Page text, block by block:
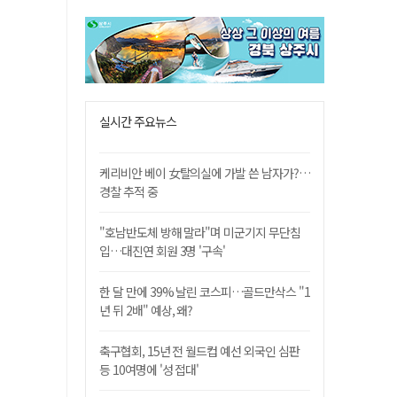
실시간 주요뉴스
케리비안 베이 女탈의실에 가발 쓴 남자가?…
경찰 추적 중
"호남반도체 방해 말라"며 미군기지 무단침
입…대진연 회원 3명 '구속'
한 달 만에 39% 날린 코스피…골드만삭스 "1
년 뒤 2배" 예상, 왜?
축구협회, 15년 전 월드컵 예선 외국인 심판
등 10여명에 '성 접대'